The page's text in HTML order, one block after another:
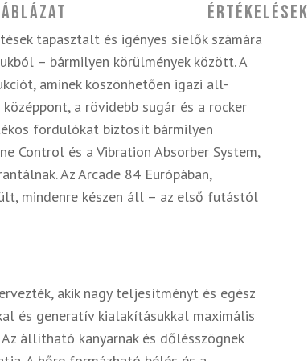
Értékelések
tapasztalt és igényes síelők számára
– bármilyen körülmények között. A
aminek köszönhetően igazi all-
a rövidebb sugár és a rocker
fordulókat biztosít bármilyen
Control és a Vibration Absorber System,
Az Arcade 84 Európában,
mindenre készen áll – az első futástól
akik nagy teljesítményt és egész
és generatív kialakításukkal maximális
állítható kanyarnak és dőlésszögnek